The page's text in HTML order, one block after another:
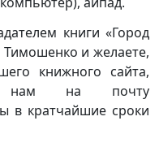
книги «Город
и желаете,
книжного сайта,
нам на почту
в кратчайшие сроки